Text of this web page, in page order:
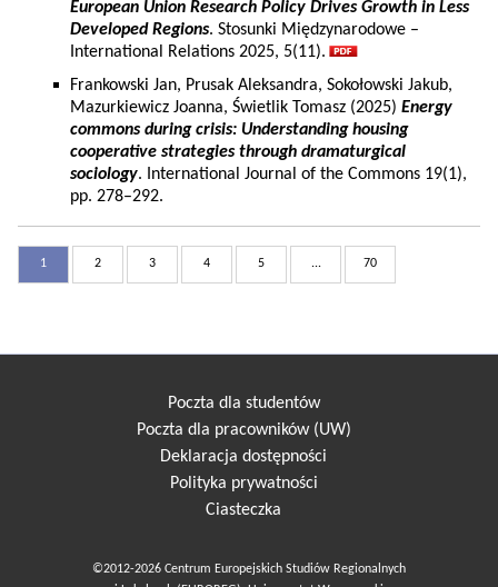
European Union Research Policy Drives Growth in Less
Developed Regions. Stosunki Międzynarodowe –
International Relations 2025, 5(11).
Frankowski Jan, Prusak Aleksandra, Sokołowski Jakub,
Mazurkiewicz Joanna, Świetlik Tomasz (2025) Energy
commons during crisis: Understanding housing
cooperative strategies through dramaturgical
sociology. International Journal of the Commons 19(1),
pp. 278–292.
1 2 3 4 5 ... 70
Poczta dla studentów
Poczta dla pracowników (UW)
Deklaracja dostępności
Polityka prywatności
Ciasteczka
©2012-2026 Centrum Europejskich Studiów Regionalnych